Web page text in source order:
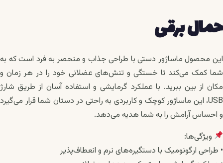
حمال برقی
این محصول ماساژور دستی با طراحی جذاب و منحصر به فرد است که به
شما کمک می‌کند تا خستگی و تنش‌های عضلانی خود را در هر زمان و
مکان از بین ببرید. با عملکرد گرمایشی و استفاده آسان از طریق شارژ
USB، این ماساژور کوچک و کاربردی به راحتی در دستان شما قرار می‌گیرد
و احساس آرامش را به شما هدیه می‌دهد.
ویژگی‌ها:
• طراحی ارگونومیک با دستگیره‌های نرم و انعطاف‌پذیر